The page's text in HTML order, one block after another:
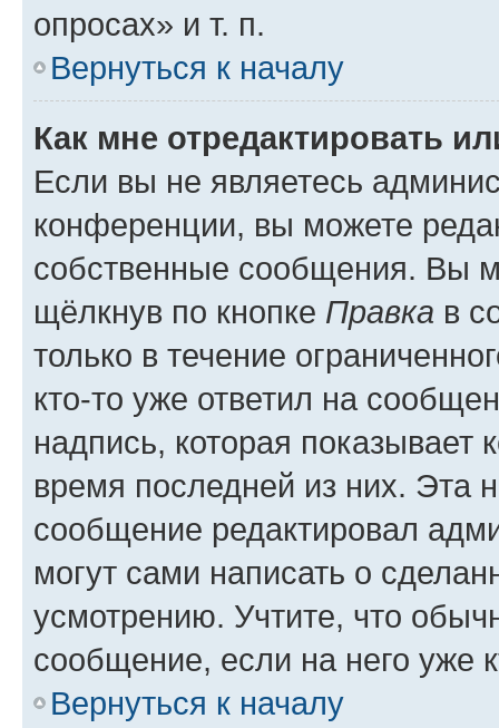
опросах» и т. п.
Вернуться к началу
Как мне отредактировать
Если вы не являетесь
конференции, вы можете
собственные сообщения. Вы
щёлкнув по кнопке Правка в
только в течение
кто-то уже ответил на
надпись, которая показывает
время последней из них. Эта
сообщение редактировал
могут сами написать о
усмотрению. Учтите, что
сообщение, если на него уже
Вернуться к началу